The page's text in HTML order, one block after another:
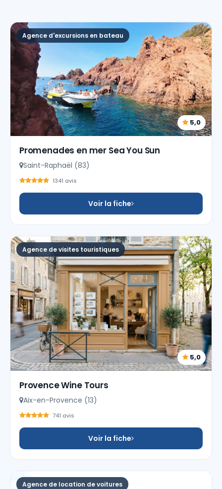
Agence d'excursions en bateau
5,0
Promenades en mer Sea You Sun
Saint-Raphaël (83)
1341 avis
Voir la fiche
Agence de visites touristiques
5,0
Provence Wine Tours
Aix-en-Provence (13)
741 avis
Voir la fiche
Agence de location de voitures